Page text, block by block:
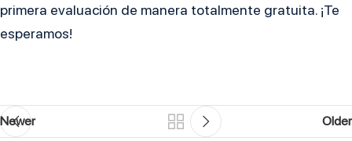
primera evaluación de manera totalmente gratuita. ¡Te
esperamos!
Newer Older